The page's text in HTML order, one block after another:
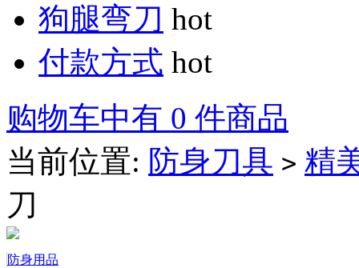
狗腿弯刀 hot
付款方式 hot
购物车中有 0 件商品
当前位置: 防身刀具 > 精
刀
防身用品